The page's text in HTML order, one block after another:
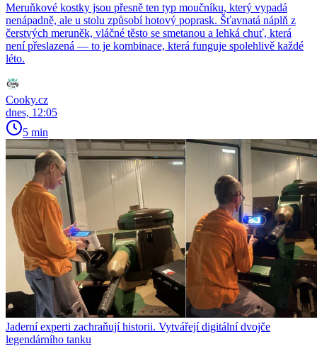
Meruňkové kostky jsou přesně ten typ moučníku, který vypadá
nenápadně, ale u stolu způsobí hotový poprask. Šťavnatá náplň z
čerstvých meruněk, vláčné těsto se smetanou a lehká chuť, která
není přeslazená — to je kombinace, která funguje spolehlivě každé
léto.
Cooky.cz
dnes, 12:05
5 min
Jaderní experti zachraňují historii. Vytvářejí digitální dvojče
legendárního tanku